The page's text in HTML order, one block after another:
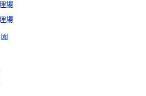
場
場